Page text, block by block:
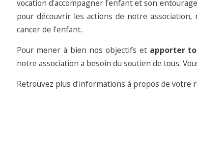
vocation d'accompagner l'enfant et son
pour découvrir les actions de notre
cancer de l'enfant.
Pour mener à bien nos objectifs et apporter
notre association a besoin du soutien de tous.
Retrouvez plus d'informations à propos de votre